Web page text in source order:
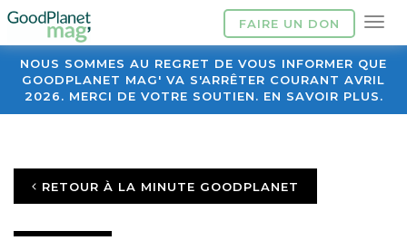
FAIRE UN DON
NOUS SOMMES AU REGRET DE VOUS INFORMER QUE
GOODPLANET MAG' VA S'ARRÊTER COURANT AVRIL
2026. MERCI DE VOTRE SOUTIEN. EN SAVOIR PLUS.
RETOUR À LA MINUTE GOODPLANET